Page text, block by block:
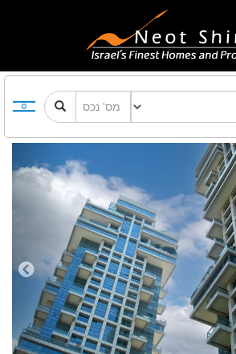
Previous